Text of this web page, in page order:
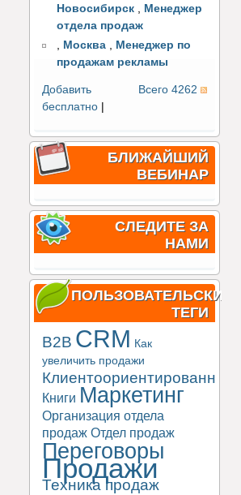
Новосибирск , Менеджер
отдела продаж
, Москва , Менеджер по
продажам рекламы
Всего 4262
Добавить
бесплатно
БЛИЖАЙШИЙ
ВЕБИНАР
СЛЕДИТЕ ЗА
НАМИ
ПОЛЬЗОВАТЕЛЬСКИЕ
ТЕГИ
B2B CRM Как
увеличить продажи
Клиентоориентированность
Книги Маркетинг
Организация отдела
продаж Отдел продаж
Переговоры
Продажи
Техника продаж